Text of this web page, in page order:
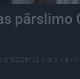
pārslimo
prezidents Ivars